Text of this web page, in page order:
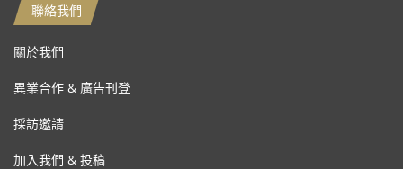
聯絡我們
關於我們
異業合作 & 廣告刊登
採訪邀請
加入我們 & 投稿